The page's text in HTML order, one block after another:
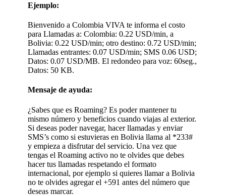
Ejemplo:
Bienvenido a Colombia VIVA te informa el costo
para Llamadas a: Colombia: 0.22 USD/min, a
Bolivia: 0.22 USD/min; otro destino: 0.72 USD/min;
Llamadas entrantes: 0.07 USD/min; SMS 0.06 USD;
Datos: 0.07 USD/MB. El redondeo para voz: 60seg.,
Datos: 50 KB.
Mensaje de ayuda:
¿Sabes que es Roaming? Es poder mantener tu
mismo número y beneficios cuando viajas al exterior.
Si deseas poder navegar, hacer llamadas y enviar
SMS’s como si estuvieras en Bolivia llama al *233#
y empieza a disfrutar del servicio. Una vez que
tengas el Roaming activo no te olvides que debes
hacer tus llamadas respetando el formato
internacional, por ejemplo si quieres llamar a Bolivia
no te olvides agregar el +591 antes del número que
deseas marcar.